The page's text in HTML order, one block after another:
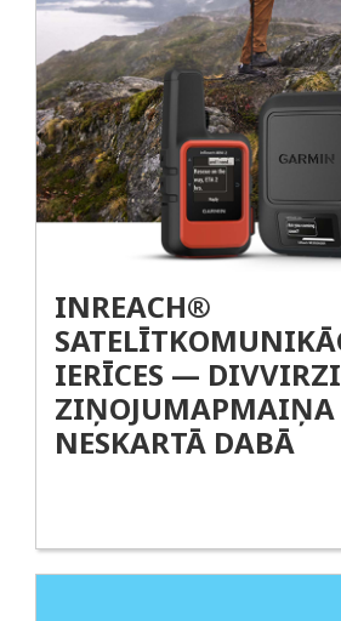
INREACH®
IERĪCES —
ZIŅOJUMAPMAIŅA
NESKARTĀ DABĀ